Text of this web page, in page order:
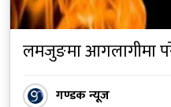
लमजुङमा आगलागीमा
गण्डक न्यूज